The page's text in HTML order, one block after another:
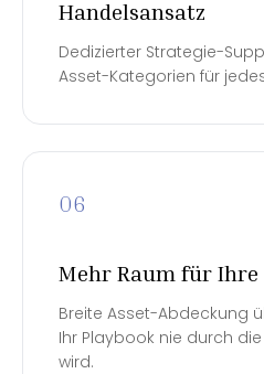
Handelsansatz
Dedizierter Strategie-
Asset-Kategorien für
06
Mehr Raum für
Breite Asset-Abdeckung
Ihr Playbook nie durch
wird.